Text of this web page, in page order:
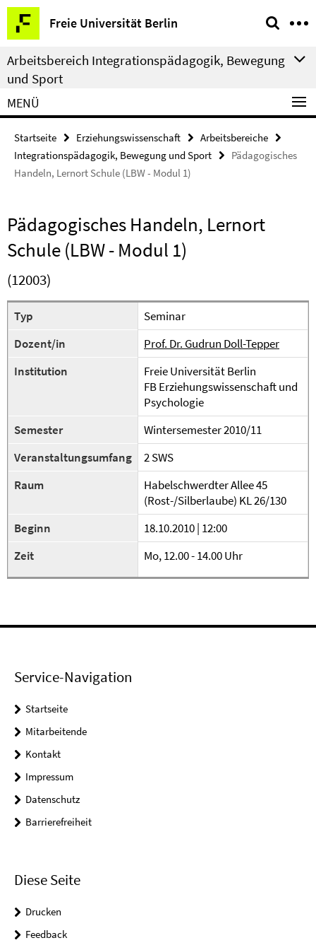
Springe
direkt
zu
Inhalt
Freie Universität Berlin
Service-
Navigation
Arbeitsbereich Integrationspädagogik, Bewegung
und Sport
MENÜ
Startseite Erziehungswissenschaft
Arbeitsbereiche
Integrationspädagogik, Bewegung und Sport
Pädagogisches
Handeln, Lernort Schule (LBW - Modul 1)
Pädagogisches Handeln, Lernort
Schule (LBW - Modul 1)
(12003)
Typ
Seminar
Dozent/in
Prof. Dr. Gudrun Doll-Tepper
Institution
Freie Universität Berlin
FB Erziehungswissenschaft und
Psychologie
Semester
Wintersemester 2010/11
Veranstaltungsumfang
2 SWS
Raum
Habelschwerdter Allee 45
(Rost-/Silberlaube) KL 26/130
Beginn
18.10.2010 | 12:00
Zeit
Mo, 12.00 - 14.00 Uhr
Service-Navigation
Startseite
Mitarbeitende
Kontakt
Impressum
Datenschutz
Barrierefreiheit
Diese Seite
Drucken
Feedback